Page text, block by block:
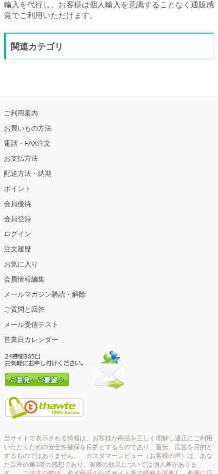
輸入を代行し、お客様は個人輸入を意識することなく通販感
覚でご利用いただけます。
関連カテゴリ
ご利用案内
お買いもの方法
電話・FAX注文
お支払方法
配送方法・納期
ポイント
会員優待
会員登録
ログイン
注文履歴
お気に入り
会員情報編集
メールマガジン購読・解除
ご質問と回答
メール受信テスト
営業日カレンダー
当サイトで表示される情報は、お客様が商品を正しく理解し適正にご利用
いただくための安全性確保を目的とするものであり、宣伝、広告を目的と
するものではありません。 カスタマーレビュー（お客様の声）は、あな
た以外の第3者の感想であり、実際の効果については個人差がありま